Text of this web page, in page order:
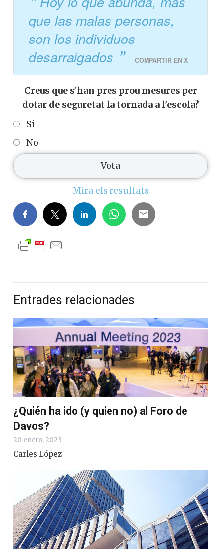
que las malas personas,
son los individuos
desarraigados
COMPARTIR EN X
Creus que s'han pres prou mesures per
dotar de seguretat la tornada a l'escola?
Si
No
Mira els resultats
Entrades relacionades
¿Quién ha ido (y quien no) al Foro de
Davos?
20 enero, 2023
Carles López